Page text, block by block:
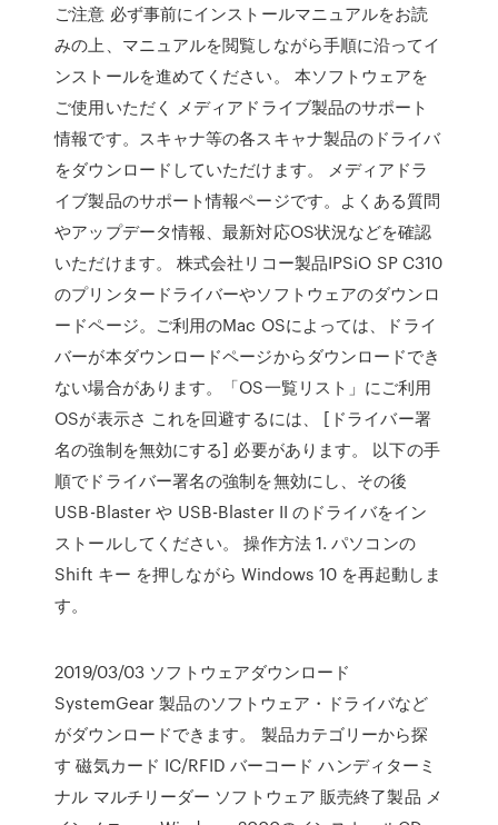
ご注意 必ず事前にインストールマニュアルをお読
みの上、マニュアルを閲覧しながら手順に沿ってイ
ンストールを進めてください。 本ソフトウェアを
ご使用いただく メディアドライブ製品のサポート
情報です。スキャナ等の各スキャナ製品のドライバ
をダウンロードしていただけます。 メディアドラ
イブ製品のサポート情報ページです。よくある質問
やアップデータ情報、最新対応OS状況などを確認
いただけます。 株式会社リコー製品IPSiO SP C310
のプリンタードライバーやソフトウェアのダウンロ
ードページ。ご利用のMac OSによっては、ドライ
バーが本ダウンロードページからダウンロードでき
ない場合があります。「OS一覧リスト」にご利用
OSが表示さ これを回避するには、 [ドライバー署
名の強制を無効にする] 必要があります。 以下の手
順でドライバー署名の強制を無効にし、その後
USB-Blaster や USB-Blaster II のドライバをイン
ストールしてください。 操作方法 1. パソコンの
Shift キー を押しながら Windows 10 を再起動しま
す。
2019/03/03 ソフトウェアダウンロード
SystemGear 製品のソフトウェア・ドライバなど
がダウンロードできます。 製品カテゴリーから探
す 磁気カード IC/RFID バーコード ハンディターミ
ナル マルチリーダー ソフトウェア 販売終了製品 メ